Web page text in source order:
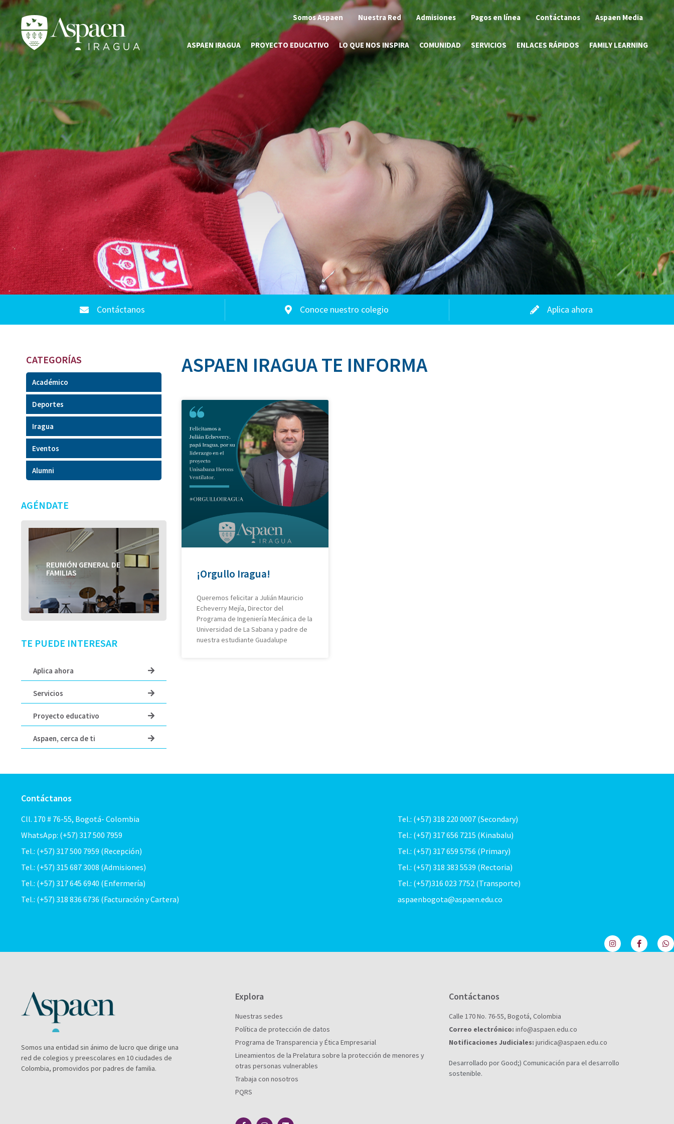
Somos Aspaen Nuestra Red Admisiones Pagos en línea Contáctanos Aspaen Media
ASPAEN IRAGUA PROYECTO EDUCATIVO LO QUE NOS INSPIRA COMUNIDAD SERVICIOS ENLACES RÁPIDOS FAMILY LEARNING
Contáctanos Conoce nuestro colegio Aplica ahora
CATEGORÍAS
Académico
Deportes
Iragua
Eventos
Alumni
AGÉNDATE
REUNIÓN GENERAL DE
FAMILIAS
REUNIÓN GENERAL DE
FAMILIAS
TE PUEDE INTERESAR
Aplica ahora
Servicios
Proyecto educativo
Aspaen, cerca de ti
ASPAEN IRAGUA TE INFORMA
¡Orgullo Iragua!
Queremos felicitar a Julián Mauricio
Echeverry Mejía, Director del
Programa de Ingeniería Mecánica de la
Universidad de La Sabana y padre de
nuestra estudiante Guadalupe
Contáctanos
Cll. 170 # 76-55, Bogotá- Colombia
WhatsApp: (+57) 317 500 7959
Tel.: (+57) 317 500 7959 (Recepción)
Tel.: (+57) 315 687 3008 (Admisiones)
Tel.: (+57) 317 645 6940 (Enfermería)
Tel.: (+57) 318 836 6736 (Facturación y Cartera)
Tel.: (+57) 318 220 0007 (Secondary)
Tel.: (+57) 317 656 7215 (Kinabalu)
Tel.: (+57) 317 659 5756 (Primary)
Tel.: (+57) 318 383 5539 (Rectoria)
Tel.: (+57)316 023 7752 (Transporte)
aspaenbogota@aspaen.edu.co
Somos una entidad sin ánimo de lucro que dirige una
red de colegios y preescolares en 10 ciudades de
Colombia, promovidos por padres de familia.
Explora
Nuestras sedes
Política de protección de datos
Programa de Transparencia y Ética Empresarial
Lineamientos de la Prelatura sobre la protección de menores y
otras personas vulnerables
Trabaja con nosotros
PQRS
Contáctanos
Calle 170 No. 76-55, Bogotá, Colombia
Correo electrónico: info@aspaen.edu.co
Notificaciones Judiciales: juridica@aspaen.edu.co
Desarrollado por Good;) Comunicación para el desarrollo
sostenible.